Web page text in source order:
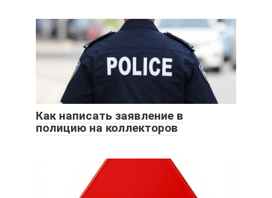
Как написать заявление в
полицию на коллекторов